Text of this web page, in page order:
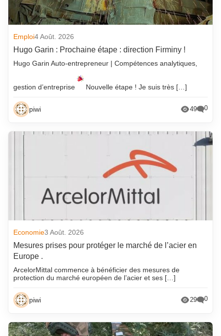
Emploi4 Août. 2026
Hugo Garin : Prochaine étape : direction Firminy !
Hugo Garin Auto-entrepreneur | Compétences analytiques,
gestion d’entreprise Nouvelle étape ! Je suis très […]
piwi 49 0
Economie3 Août. 2026
Mesures prises pour protéger le marché de l’acier en
Europe .
ArcelorMittal commence à bénéficier des mesures de
protection du marché européen de l’acier et ses […]
piwi 29 0